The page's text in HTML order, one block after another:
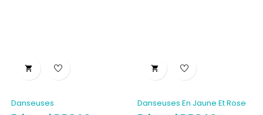

Danseuses

Danseuses En Jaune Et Rose